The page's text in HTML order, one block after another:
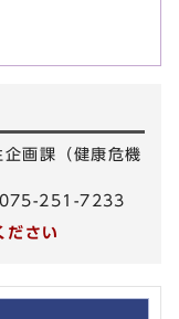
画課（健康危機
251-7233
ださい